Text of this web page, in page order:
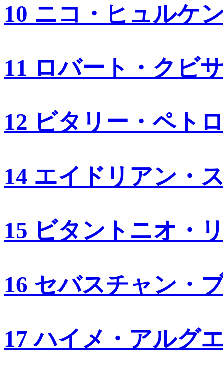
10 ニコ・ヒュルケ
11 ロバート・クビ
12 ビタリー・ペト
14 エイドリアン・
15 ビタントニオ・
16 セバスチャン・
17 ハイメ・アルグ